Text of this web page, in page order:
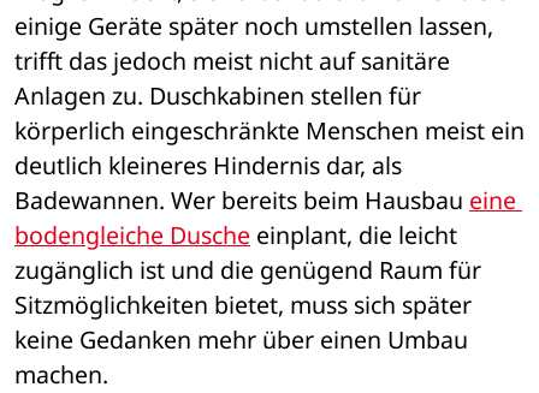
einige Geräte später noch umstellen lassen,
trifft das jedoch meist nicht auf sanitäre
Anlagen zu. Duschkabinen stellen für
körperlich eingeschränkte Menschen meist ein
deutlich kleineres Hindernis dar, als
Badewannen. Wer bereits beim Hausbau eine
bodengleiche Dusche einplant, die leicht
zugänglich ist und die genügend Raum für
Sitzmöglichkeiten bietet, muss sich später
keine Gedanken mehr über einen Umbau
machen.